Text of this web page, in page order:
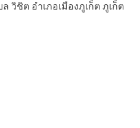
วิชิต อำเภอเมืองภูเก็ต ภูเก็ต